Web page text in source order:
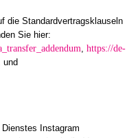
die Standardvertragsklauseln
Sie hier:
, https://de-
und
Instagram